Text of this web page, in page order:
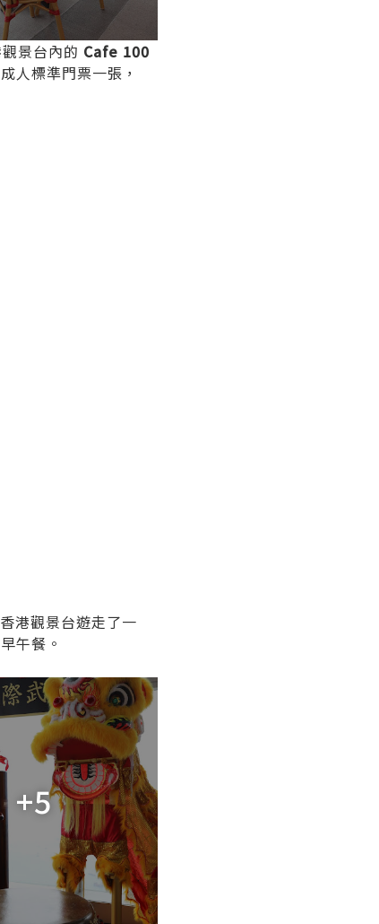
景台內的 Cafe 100
人標準門票一張，
港觀景台遊走了一
午餐。
+5